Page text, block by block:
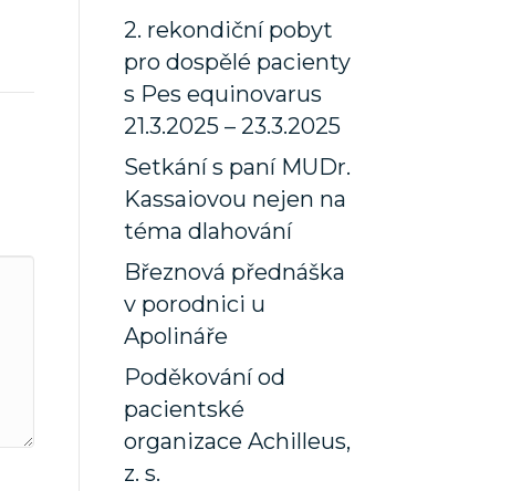
2. rekondiční pobyt
pro dospělé pacienty
s Pes equinovarus
21.3.2025 – 23.3.2025
Setkání s paní MUDr.
Kassaiovou nejen na
téma dlahování
Březnová přednáška
v porodnici u
Apolináře
Poděkování od
pacientské
organizace Achilleus,
z. s.